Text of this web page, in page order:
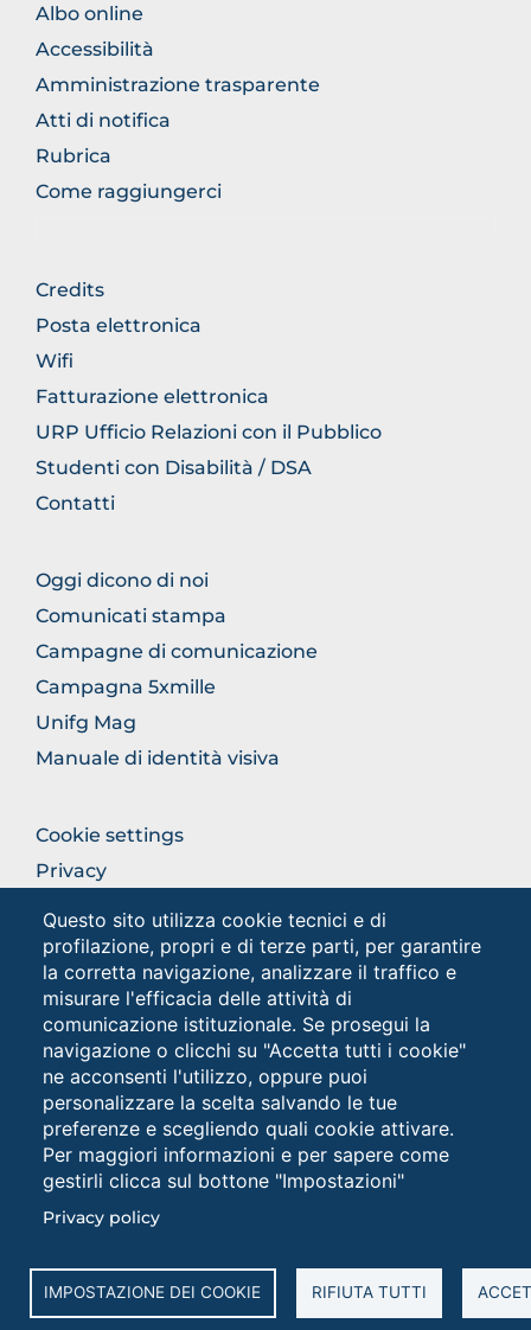
Questo sito utilizza cookie tecnici e di
profilazione, propri e di terze parti, per garantire
la corretta navigazione, analizzare il traffico e
misurare l'efficacia delle attività di
comunicazione istituzionale. Se prosegui la
navigazione o clicchi su "Accetta tutti i cookie"
ne acconsenti l'utilizzo, oppure puoi
personalizzare la scelta salvando le tue
preferenze e scegliendo quali cookie attivare.
Per maggiori informazioni e per sapere come
gestirli clicca sul bottone "Impostazioni"
Privacy policy
IMPOSTAZIONE DEI COOKIE RIFIUTA TUTTI
FOOTER
NORMATIVA
Albo online
Accessibilità
Amministrazione trasparente
Atti di notifica
Rubrica
Come raggiungerci
Cookies
settings
FOOTER
GENERICO
Credits
Posta elettronica
Wifi
Fatturazione elettronica
URP Ufficio Relazioni con il Pubblico
Studenti con Disabilità / DSA
Contatti
FOOTER
COMUNICAZIONE
Oggi dicono di noi
Comunicati stampa
Campagne di comunicazione
Campagna 5xmille
Unifg Mag
Manuale di identità visiva
FOOTER
COLONNA
DESTRA
Cookie settings
Privacy
Social
Università degli Studi di Foggia • Via A.Gramsci 89/91 •
servizioweb@unifg.it